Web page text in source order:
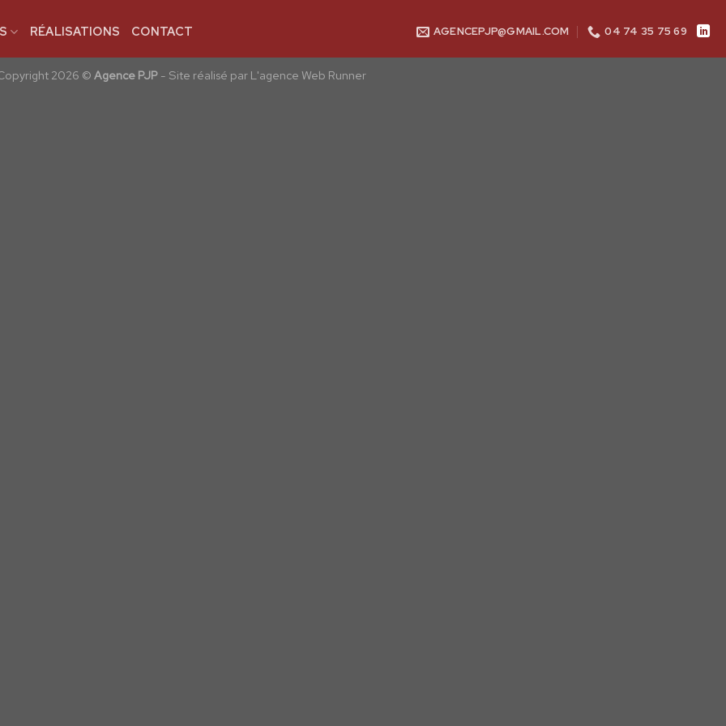
RÉALISATIONS CONTACT AGENCEPJP@GMAIL.COM 04 74 35 75 69
2026 © Agence PJP - Site réalisé par L'agence Web Runner